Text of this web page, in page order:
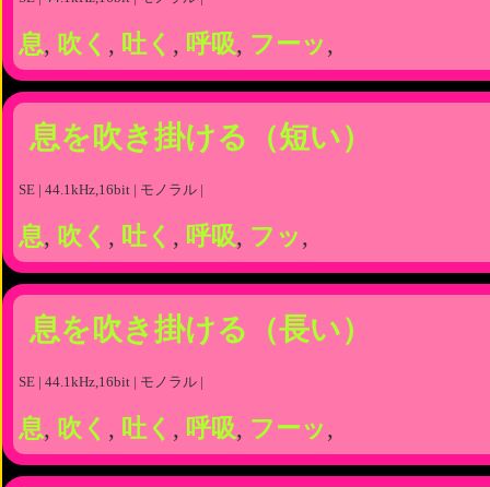
息, 吹く , 吐く , 呼吸, フーッ ,
息を吹き掛ける（短い）
SE | 44.1kHz,16bit | モノラル |
息, 吹く , 吐く , 呼吸, フッ ,
息を吹き掛ける（長い）
SE | 44.1kHz,16bit | モノラル |
息, 吹く , 吐く , 呼吸, フーッ ,